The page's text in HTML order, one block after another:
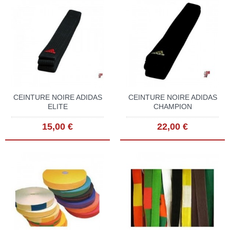
CEINTURE NOIRE ADIDAS
ELITE
15,00 €
CEINTURE NOIRE ADIDAS
CHAMPION
22,00 €